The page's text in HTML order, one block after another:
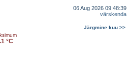
06 Aug 2026 09:48:39
värskenda
Järgmine kuu >>
°C